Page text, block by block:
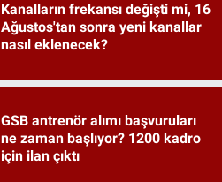
Kanalların frekansı değişti mi, 16
Ağustos'tan sonra yeni kanallar
nasıl eklenecek?
GSB antrenör alımı başvuruları
ne zaman başlıyor? 1200 kadro
için ilan çıktı